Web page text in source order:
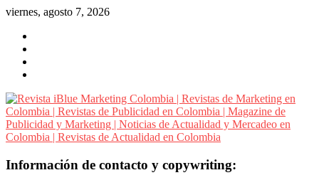
Saltar
contenido
viernes, agosto 7, 2026
Revista
Información de contacto y copywriting: